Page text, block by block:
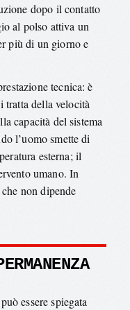
dopo il contatto
al polso attiva un
più di un giorno e
tecnica: è
tratta della velocità
capacità del sistema
l’uomo smette di
esterna; il
umano. In
non dipende
essere spiegata